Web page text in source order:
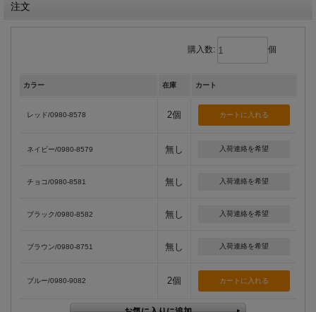
注文
購入数: 個
カラー 在庫 カート
レッド/0980-8578 2個
ネイビー/0980-8579 無し 入荷連絡を希望
チョコ/0980-8581 無し 入荷連絡を希望
ブラック/0980-8582 無し 入荷連絡を希望
ブラウン/0980-8751 無し 入荷連絡を希望
ブルー/0980-9082 2個